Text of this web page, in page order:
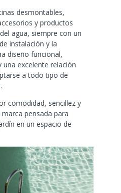
desmontables,
y productos
agua, siempre con un
instalación y la
diseño funcional,
excelente relación
a todo tipo de
comodidad, sencillez y
pensada para
en un espacio de